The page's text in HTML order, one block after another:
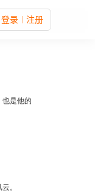
登录 注册
也是他的
。